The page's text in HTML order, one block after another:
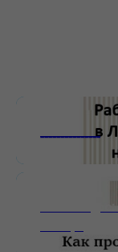
_______________
Мини-